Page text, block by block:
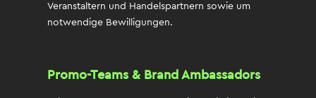
Veranstaltern und Handelspartnern sowie um
notwendige Bewilligungen.
Promo-Teams & Brand Ambassadors